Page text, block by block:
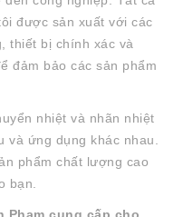
được sản xuất với các
thiết bị chính xác và
đảm bảo các sản phẩm
nhiệt và nhãn nhiệt
ứng dụng khác nhau.
phẩm chất lượng cao
bạn.
Phạm cung cấp cho